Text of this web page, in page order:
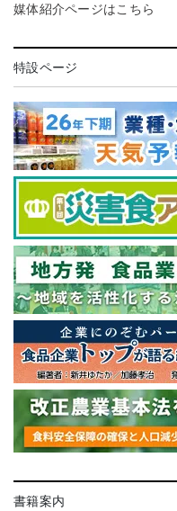
媒体紹介ページはこちら
特設ページ
書籍案内